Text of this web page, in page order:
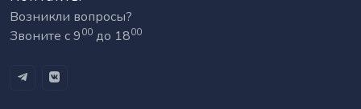
Возникли вопросы?
Звоните с 900 до 1800